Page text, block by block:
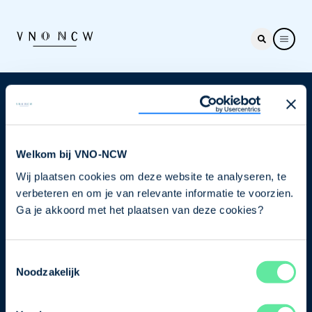
Welkom bij VNO-NCW
Wij plaatsen cookies om deze website te analyseren, te
verbeteren en om je van relevante informatie te voorzien.
Ga je akkoord met het plaatsen van deze cookies?
Noodzakelijk
Nieuwsbrief
je nu in voor de VNO-NCW nieuwsbrief.
Schrijf je in
Direct naar
Ons verhaal